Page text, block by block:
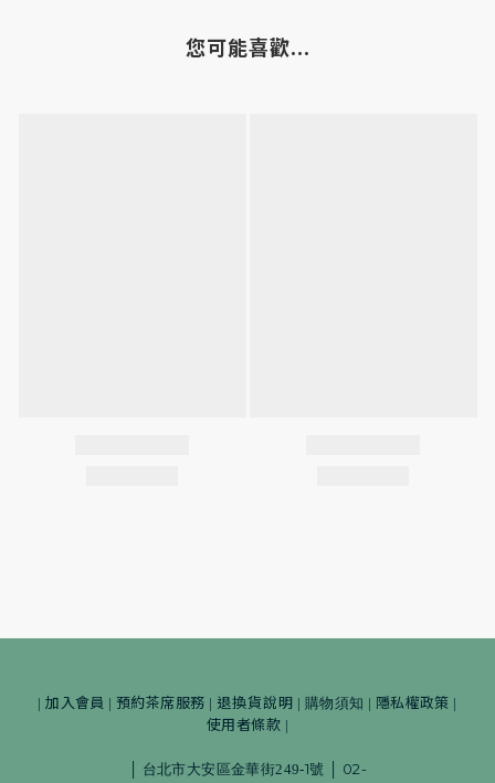
您可能喜歡...
|加入會員 |預約茶席服務 | 退換貨說明 | 購物須知 | 隱私權政策 |
使用者條款 |
台北市大安區金華街249-1號 02-